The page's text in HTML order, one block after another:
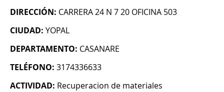
DIRECCIÓN: CARRERA 24 N 7 20 OFICINA 503
CIUDAD: YOPAL
DEPARTAMENTO: CASANARE
TELÉFONO: 3174336633
ACTIVIDAD: Recuperacion de materiales